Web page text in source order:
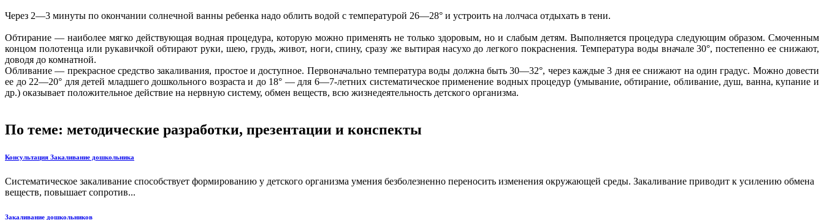
Через 2—3 минуты по окончании солнечной ванны ребенка надо облить водой с температурой 26—28° и устроить на лолчаса отдыхать в тени.
Обтирание — наиболее мягко действующая водная процедура, которую можно применять не только здоровым, но и слабым детям. Выполняется процедура следующим образом. Смоченным
концом полотенца или рукавичкой обтирают руки, шею, грудь, живот, ноги, спину, сразу же вытирая насухо до легкого покраснения. Температура воды вначале 30°, постепенно ее снижают,
доводя до комнатной.
Обливание — прекрасное средство закаливания, простое и доступное. Первоначально температура воды должна быть 30—32°, через каждые 3 дня ее снижают на один градус. Можно довести
ее до 22—20° для детей младшего дошкольного возраста и до 18° — для 6—7-летних систематическое применение водных процедур (умывание, обтирание, обливание, душ, ванна, купание и
др.) оказывает положительное действие на нервную систему, обмен веществ, всю жизнедеятельность детского организма.
По теме: методические разработки, презентации и конспекты
Консультация Закаливание дошкольника
Систематическое закаливание способствует формированию у детского организма умения безболезненно переносить изменения окружающей среды. Закаливание приводит к усилению обмена
веществ, повышает сопротив...
Закаливание дошкольников